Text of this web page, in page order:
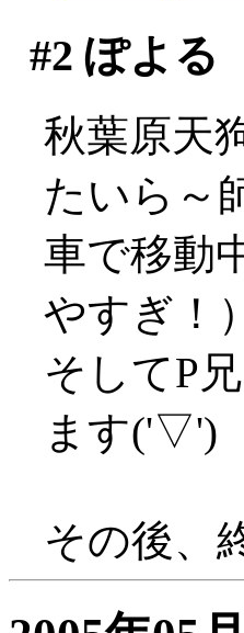
#2 ぽよる
秋葉原天
たいら～
車で移動
やすぎ！）
そしてP
ます('▽')
その後、